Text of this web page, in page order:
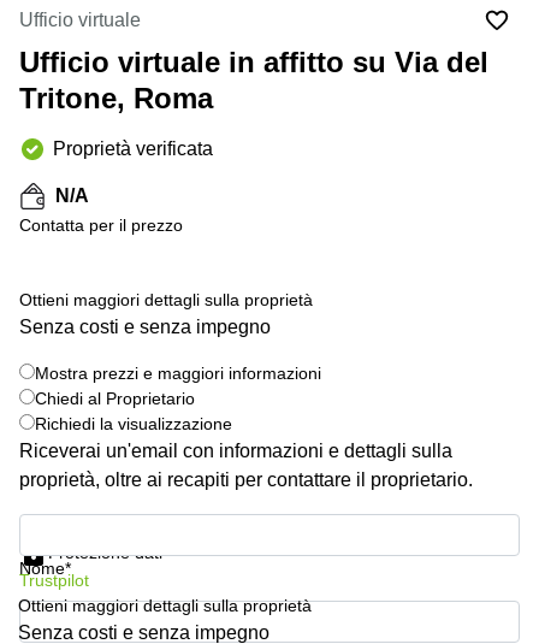
Brescia
Pescara
Verona
Catania
Bologna
Bergamo
Napoli
affitto a
Pescara
Coworking
Lombardy
Business
Toscana
Business
Business
Roma
Coworking
Campania
Coworking
Cagliari
Pescara
Coworking
Brescia
+ 7 foto
Ufficio virtuale
Ufficio virtuale in affitto su Via del
Tritone, Roma
Proprietà verificata
N/A
Сontatta per il prezzo
Ottieni maggiori dettagli sulla proprietà
Senza costi e senza impegno
Mostra prezzi e maggiori informazioni
Chiedi al Proprietario
Richiedi la visualizzazione
Riceverai un'email con informazioni e dettagli sulla
proprietà, oltre ai recapiti per contattare il proprietario.
Nome*
Protezione dati
Trustpilot
Ottieni maggiori dettagli sulla proprietà
Senza costi e senza impegno